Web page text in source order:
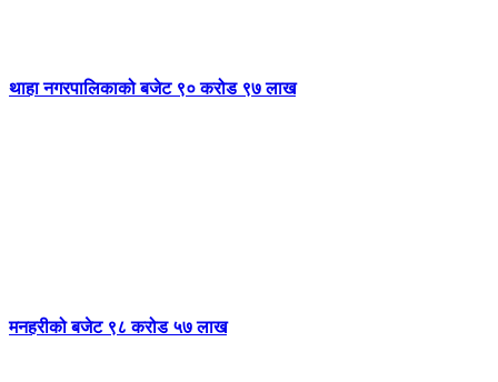
थाहा नगरपालिकाको बजेट ९० करोड ९७ लाख
मनहरीको बजेट ९८ करोड ५७ लाख